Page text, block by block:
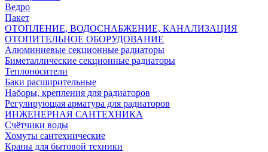
Ведро
Пакет
ОТОПЛЕНИЕ, ВОДОСНАБЖЕНИЕ, КАНАЛИЗАЦИЯ
ОТОПИТЕЛЬНОЕ ОБОРУДОВАНИЕ
Алюминиевые секционные радиаторы
Биметаллические секционные радиаторы
Теплоносители
Баки расширительные
Наборы, крепления для радиаторов
Регулирующая арматура для радиаторов
ИНЖЕНЕРНАЯ САНТЕХНИКА
Счётчики воды
Хомуты сантехнические
Краны для бытовой техники